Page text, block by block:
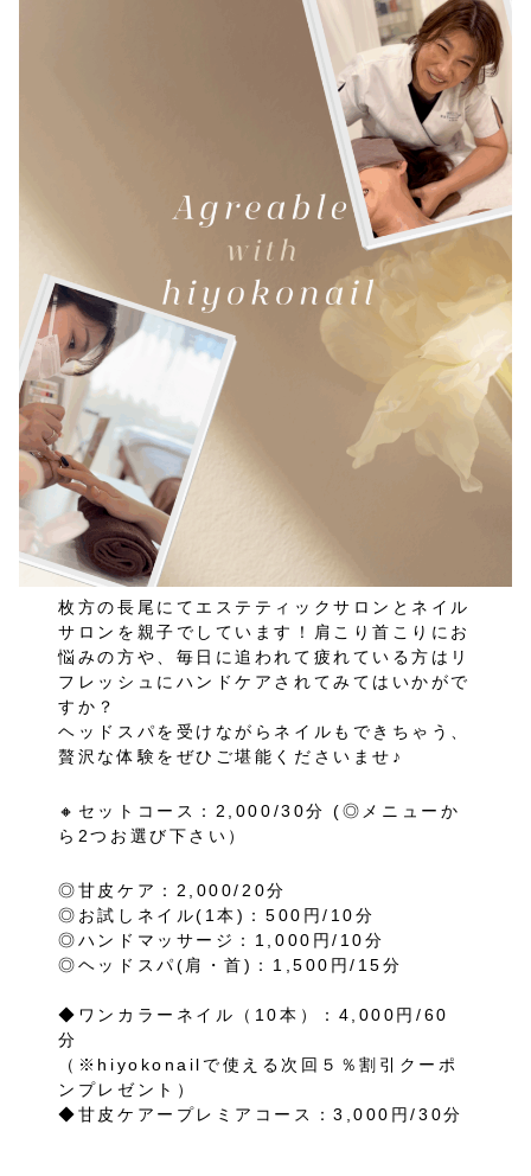
枚方の長尾にてエステティックサロンとネイル
サロンを親子でしています！肩こり首こりにお
悩みの方や、毎日に追われて疲れている方はリ
フレッシュにハンドケアされてみてはいかがで
すか？
ヘッドスパを受けながらネイルもできちゃう、
贅沢な体験をぜひご堪能くださいませ♪
🔸セットコース：2,000/30分 (◎メニューか
ら2つお選び下さい）
◎甘皮ケア：2,000/20分
◎お試しネイル(1本)：500円/10分
◎ハンドマッサージ：1,000円/10分
◎ヘッドスパ(肩・首)：1,500円/15分
◆ワンカラーネイル（10本）：4,000円/60
分
（※hiyokonailで使える次回５％割引クーポ
ンプレゼント）
◆甘皮ケアープレミアコース：3,000円/30分